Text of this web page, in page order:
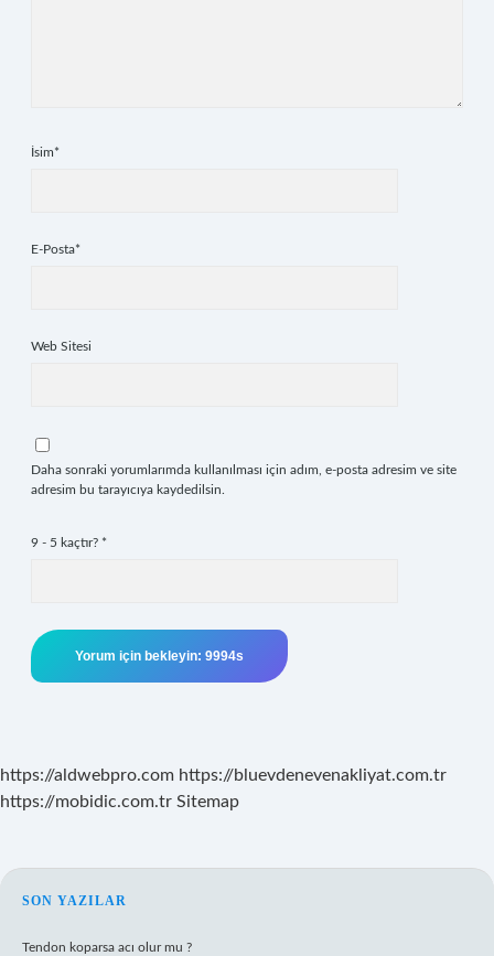
İsim*
E-Posta*
Web Sitesi
Daha sonraki yorumlarımda kullanılması için adım, e-posta adresim ve site
adresim bu tarayıcıya kaydedilsin.
9 - 5 kaçtır? *
https://aldwebpro.com https://bluevdenevenakliyat.com.tr
https://mobidic.com.tr Sitemap
SIDEBAR
SON YAZILAR
Tendon koparsa acı olur mu ?